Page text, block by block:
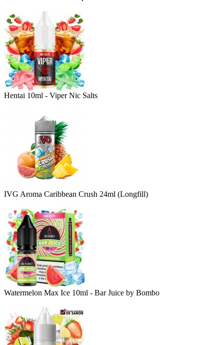
Hentai 10ml - Viper Nic Salts
IVG Aroma Caribbean Crush 24ml (Longfill)
Watermelon Max Ice 10ml - Bar Juice by Bombo